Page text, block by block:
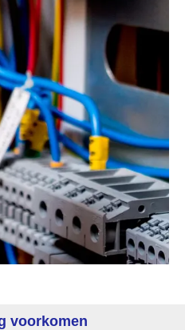
voorkomen